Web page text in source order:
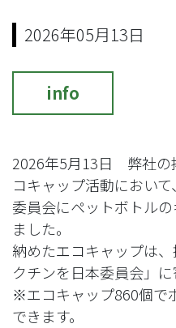
2026年05月13日
info
2026年5月13日 弊社の
コキャップ活動におい
委員会にペットボトル
ました。
納めたエコキャップは
クチンを日本委員会」に
※エコキャップ860個で
できます。